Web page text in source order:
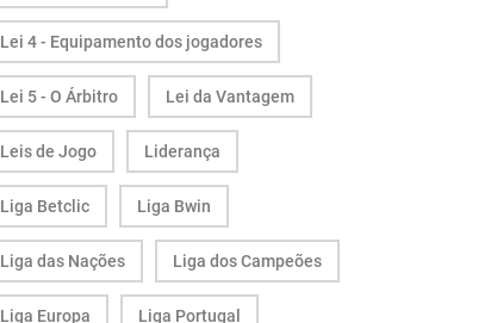
Lei 4 - Equipamento dos jogadores
Lei 5 - O Árbitro Lei da Vantagem
Leis de Jogo Liderança
Liga Betclic Liga Bwin
Liga das Nações Liga dos Campeões
Liga Europa Liga Portugal